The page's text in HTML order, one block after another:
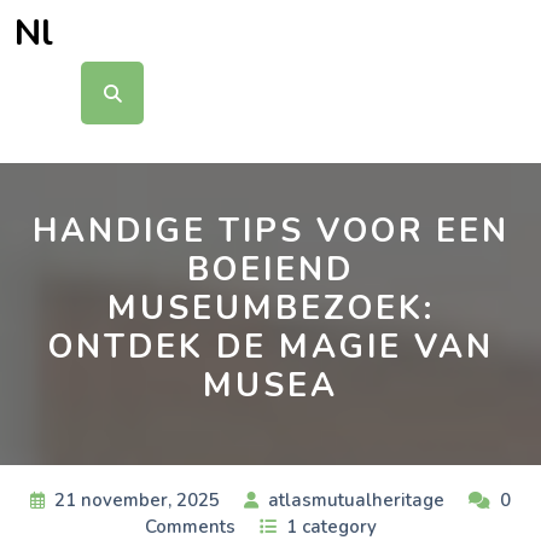
Nl
HANDIGE TIPS VOOR EEN
BOEIEND
MUSEUMBEZOEK:
ONTDEK DE MAGIE VAN
MUSEA
21 november, 2025 atlasmutualheritage
0
Comments
1 category